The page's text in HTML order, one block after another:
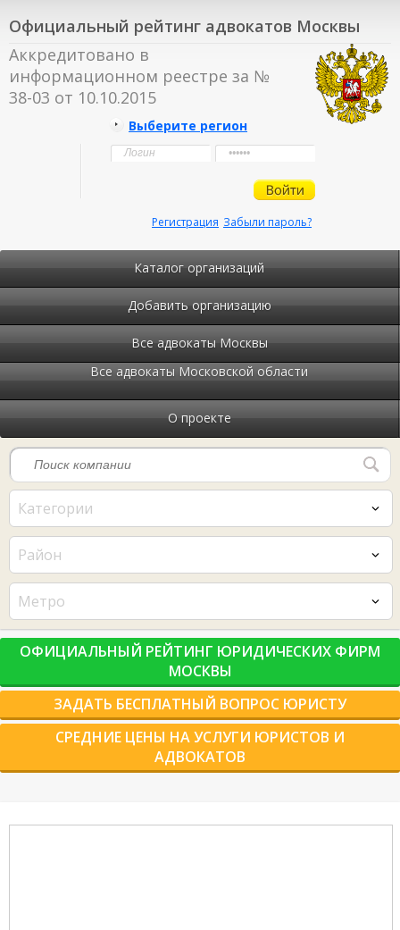
Официальный рейтинг адвокатов Москвы
Аккредитовано в
информационном реестре за №
38-03 от 10.10.2015
Выберите регион
Забыли пароль?
Регистрация
Каталог организаций
Добавить организацию
Все адвокаты Москвы
Все адвокаты Московской области
О проекте
Категории
Район
Метро
ОФИЦИАЛЬНЫЙ РЕЙТИНГ ЮРИДИЧЕСКИХ ФИРМ
МОСКВЫ
ЗАДАТЬ БЕСПЛАТНЫЙ ВОПРОС ЮРИСТУ
СРЕДНИЕ ЦЕНЫ НА УСЛУГИ ЮРИСТОВ И
АДВОКАТОВ